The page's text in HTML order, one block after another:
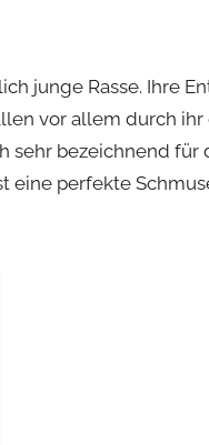
junge Rasse. Ihre
vor allem durch
sehr bezeichnend
eine perfekte